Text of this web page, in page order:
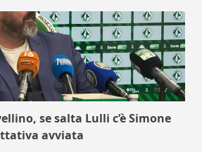
se salta Lulli c’è Simone
avviata